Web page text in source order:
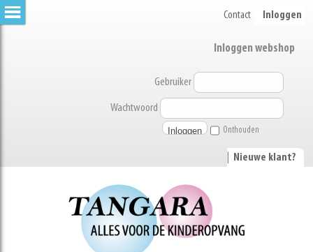
Contact Inloggen
Inloggen webshop
Gebruiker
Wachtwoord
Onthouden
Nieuwe klant?